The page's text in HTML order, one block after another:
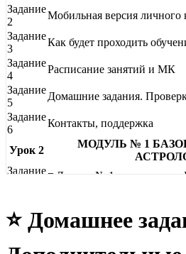
Задание
2
Мобильная версия личного
Задание
3
Как будет проходить
Задание
4
Расписание занятий и МК
Задание
5
Домашние задания.
Задание
6
Контакты, поддержка
Урок 2
МОДУЛЬ № 1
Задание◽ Лекция № 1 для изучения
Задание
Виды астрологии
ЗаданиеСбор необходимых данных
⭐ Домашнее